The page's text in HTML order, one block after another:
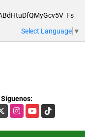
Select Language ▼
Síguenos:
InstagramYouTubeTikTok